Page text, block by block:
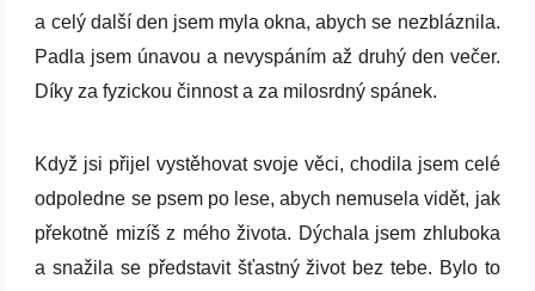
a celý další den jsem myla okna, abych se nezbláznila.
Padla jsem únavou a nevyspáním až druhý den večer.
Díky za fyzickou činnost a za milosrdný spánek.
Když jsi přijel vystěhovat svoje věci, chodila jsem celé
odpoledne se psem po lese, abych nemusela vidět, jak
překotně mizíš z mého života. Dýchala jsem zhluboka
a snažila se představit šťastný život bez tebe. Bylo to